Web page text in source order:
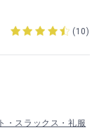
(10)
・スラックス・礼服